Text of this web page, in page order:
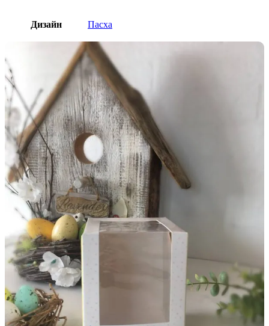
Дизайн Пасха